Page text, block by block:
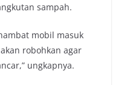
sampah.
mobil masuk
robohkan agar
ungkapnya.